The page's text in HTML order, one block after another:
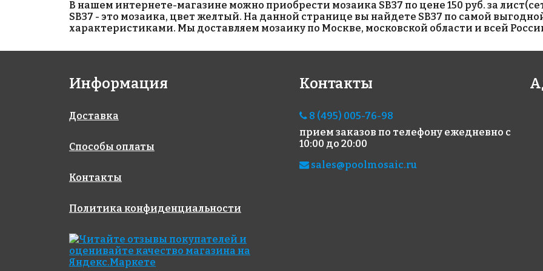
JNJ 05.126
на бумаге 327x327
AKB074
на бумаге 327x327 на
1990 руб./м²
AKB015
на бумаге 327x327
501 P
на бумаге 317x317
В нашем интернете-магазине можно приобрести мозаика SB37 по цене 150 руб. за
SB37 - это мозаика, цвет желтый. На данной странице вы найдете SB37 по самой
характеристиками. Мы доставляем мозаику по Москве, московской области и всей
Информация
Доставка
Способы оплаты
Контакты
Политика конфиденциальности
Контакты
8 (495) 005-76-98
прием заказов по телефону ежедневно с
10:00 до 20:00
sales@poolmosaic.ru